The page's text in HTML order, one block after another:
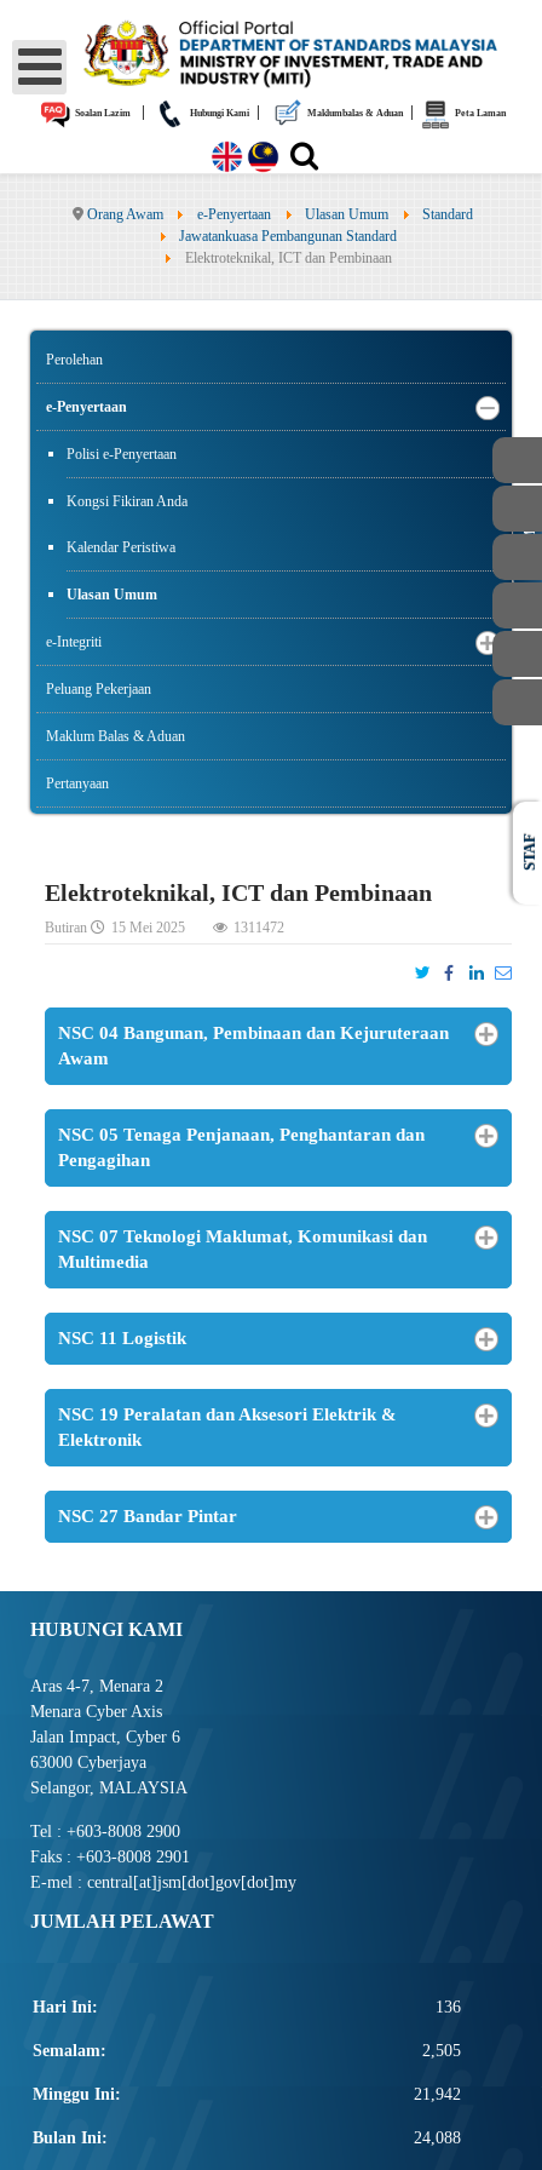
Soalan Lazim| Hubungi Kami| Maklumbalas & Aduan| Peta Laman
Orang Awam e-Penyertaan Ulasan Umum
Standard
Jawatankuasa Pembangunan Standard
Elektroteknikal, ICT dan Pembinaan
Perolehan
e-Penyertaan
Polisi e-Penyertaan
Kongsi Fikiran Anda
Kalendar Peristiwa
Ulasan Umum
e-Integriti
Peluang Pekerjaan
Maklum Balas & Aduan
Pertanyaan
Elektroteknikal, ICT dan Pembinaan
Butiran 15 Mei 2025 1311472
NSC 04 Bangunan, Pembinaan dan Kejuruteraan
Awam
NSC 05 Tenaga Penjanaan, Penghantaran dan
Pengagihan
NSC 07 Teknologi Maklumat, Komunikasi dan
Multimedia
NSC 11 Logistik
NSC 19 Peralatan dan Aksesori Elektrik &
Elektronik
NSC 27 Bandar Pintar
HUBUNGI KAMI
Aras 4-7, Menara 2
Menara Cyber Axis
Jalan Impact, Cyber 6
63000 Cyberjaya
Selangor, MALAYSIA
Tel : +603-8008 2900
Faks : +603-8008 2901
E-mel : central[at]jsm[dot]gov[dot]my
JUMLAH PELAWAT
Hari Ini: 136
Semalam: 2,505
Minggu Ini: 21,942
Bulan Ini: 24,088
STAF